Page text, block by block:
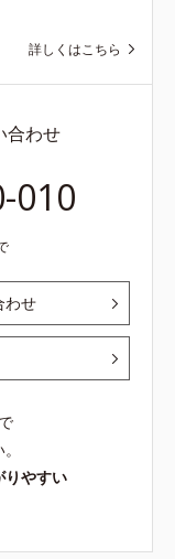
詳しくはこちら
合わせ
010
わせ
りやすい